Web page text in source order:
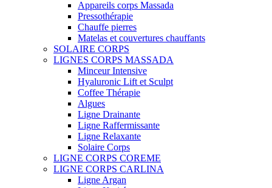
Appareils corps Massada
Pressothérapie
Chauffe pierres
Matelas et couvertures chauffants
SOLAIRE CORPS
LIGNES CORPS MASSADA
Minceur Intensive
Hyaluronic Lift et Sculpt
Coffee Thérapie
Algues
Ligne Drainante
Ligne Raffermissante
Ligne Relaxante
Solaire Corps
LIGNE CORPS COREME
LIGNE CORPS CARLINA
Ligne Argan